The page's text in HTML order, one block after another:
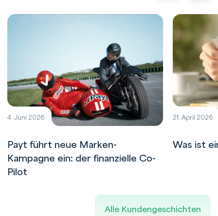
4. Juni 2026
Payt führt neue Marken-
Kampagne ein: der finanzielle Co-
Pilot
21. April 2026
Was ist
Alle Kundengeschichten